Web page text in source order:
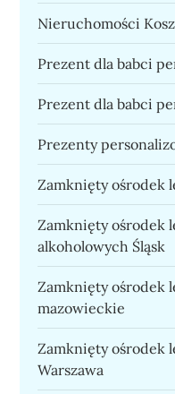
Nieruchomości
Prezent dla babci
Prezent dla babci
Prezenty
Zamknięty ośrodek
Zamknięty ośrodek
alkoholowych Śląsk
Zamknięty ośrodek
mazowieckie
Zamknięty ośrodek
Warszawa